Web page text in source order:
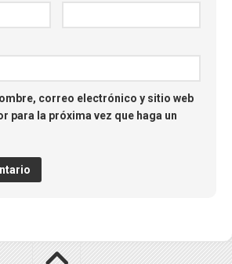
correo electrónico y sitio web
para la próxima vez que haga un